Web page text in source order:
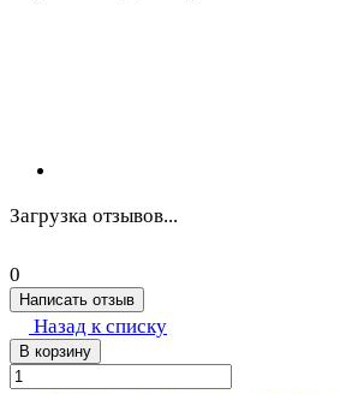
Загрузка отзывов...
0
Написать отзыв
Назад к списку
В корзину